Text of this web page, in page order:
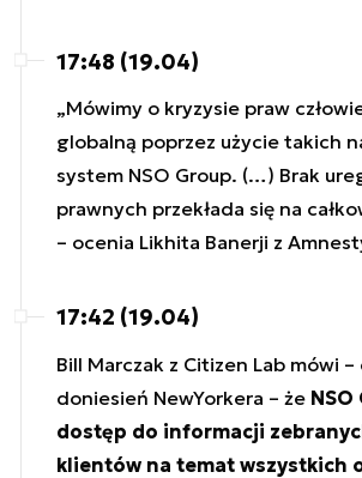
17:48 (19.04)
„Mówimy o kryzysie praw
globalną poprzez użycie takich
system NSO Group. (…) Brak
prawnych przekłada się na
– ocenia Likhita Banerji z
17:42 (19.04)
Bill Marczak z Citizen Lab mówi
doniesień NewYorkera – że NSO
dostęp do informacji
klientów na temat wszystkich